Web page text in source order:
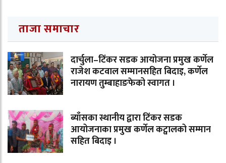
ताजा समाचार
दार्चुला–टिंकर सडक आयोजना प्रमुख कर्णेल
राजेश कटवाल सम्मानसहित बिदाइ, कर्णेल
नारायण तुम्बाहाङफेको स्वागत ।
ब्याँसका स्थानीय द्वारा टिंकर सडक
आयोजनाका प्रमुख कर्णेल कट्वालको सम्मान
सहित बिदाइ ।